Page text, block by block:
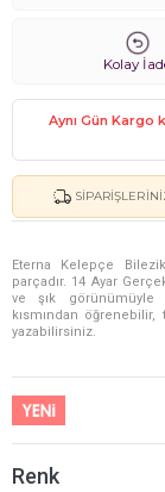
Kolay
Aynı Gün Kargo
Eterna Kelepçe
parçadır. 14 Ayar
ve şık görünümüyle
kısmından
yazabilirsiniz.
Renk